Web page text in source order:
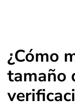
¿Cómo
tamaño